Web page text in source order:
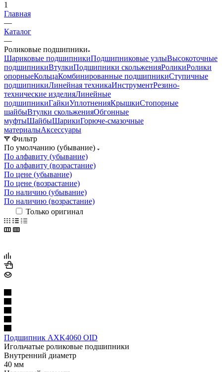
1
Главная
—
Каталог
—
Роликовые подшипники
Шариковые подшипникиПодшипниковые узлыВысокоточные
подшипникиВтулкиПодшипники скольженияРоликиРолики
опорныеКольцаКомбинированные подшипникиСтупичные
подшипникиЛинейная техникаИнструментРезино-
технические изделияЛинейные
подшипникиГайкиУплотненияКрышкиСтопорные
шайбыВтулки скольженияОбгонные
муфтыШайбыШарикиГорюче-смазочные
материалыАксессуары
Фильтр
По умолчанию (убывание)
По алфавиту (убывание)
По алфавиту (возрастание)
По цене (убывание)
По цене (возрастание)
По наличию (убывание)
По наличию (возрастание)
Только оригинал
Подшипник AXK4060 OID
Игольчатые роликовые подшипники
Внутренний диаметр
40 мм